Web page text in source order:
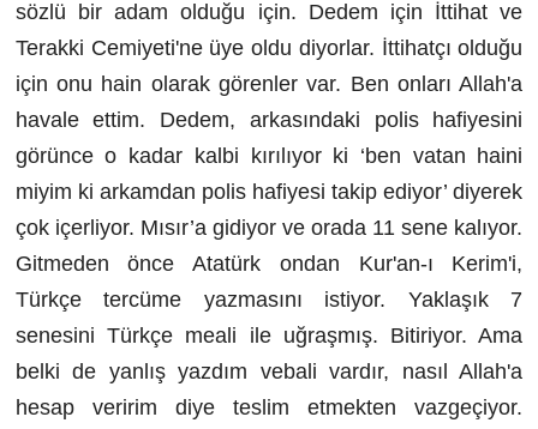
sözlü bir adam olduğu için. Dedem için İttihat ve
Terakki Cemiyeti'ne üye oldu diyorlar. İttihatçı olduğu
için onu hain olarak görenler var. Ben onları Allah'a
havale ettim. Dedem, arkasındaki polis hafiyesini
görünce o kadar kalbi kırılıyor ki ‘ben vatan haini
miyim ki arkamdan polis hafiyesi takip ediyor’ diyerek
çok içerliyor. Mısır’a gidiyor ve orada 11 sene kalıyor.
Gitmeden önce Atatürk ondan Kur'an-ı Kerim'i,
Türkçe tercüme yazmasını istiyor. Yaklaşık 7
senesini Türkçe meali ile uğraşmış. Bitiriyor. Ama
belki de yanlış yazdım vebali vardır, nasıl Allah'a
hesap veririm diye teslim etmekten vazgeçiyor.